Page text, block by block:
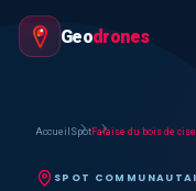
Geodrones
Accueil SpotFalaise du bois de cise
SPOT